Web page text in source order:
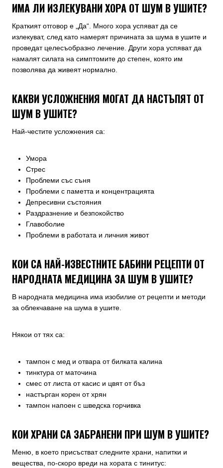
ИМА ЛИ ИЗЛЕКУВАНИ ХОРА ОТ ШУМ В УШИТЕ?
Краткият отговор е „Да“. Много хора успяват да се
излекуват, след като намерят причината за шума в ушите и
проведат целесъобразно лечение. Други хора успяват да
намалят силата на симптомите до степен, която им
позволява да живеят нормално.
КАКВИ УСЛОЖНЕНИЯ МОГАТ ДА НАСТЪПЯТ ОТ
ШУМ В УШИТЕ?
Най-честите усложнения са:
Умора
Стрес
Проблеми със съня
Проблеми с паметта и концентрацията
Депресивни състояния
Раздразнение и безпокойство
Главоболие
Проблеми в работата и личния живот
КОИ СА НАЙ-ИЗВЕСТНИТЕ БАБИНИ РЕЦЕПТИ ОТ
НАРОДНАТА МЕДИЦИНА ЗА ШУМ В УШИТЕ?
В народната медицина има изобилие от рецепти и методи
за облекчаване на шума в ушите.
Някои от тях са:
тампон с мед и отвара от билката калина
тинктура от маточина
смес от листа от касис и цвят от бъз
настърган корен от хрян
тампон напоен с шведска горчивка
КОИ ХРАНИ СА ЗАБРАНЕНИ ПРИ ШУМ В УШИТЕ?
Меню, в което присъстват следните храни, напитки и
вещества, по-скоро вреди на хората с тинитус: